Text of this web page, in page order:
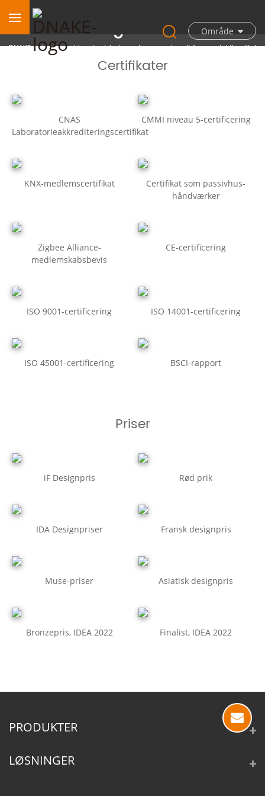
Område
Priser og certifikater
DNAKE er løbende blevet prisbelønnet og anerkendt for produktkvalitet
og forretningspræstation.
Certifikater
CNAS
Laboratorieakkrediteringscertifikat
CMMI niveau 5-certificering
KNX-medlemscertifikat
Certifikat som passivhus-
håndværker
Zigbee Alliance-
medlemskabsbevis
CE-certificering
ISO 9001-certificering ISO 14001-certificering
ISO 45001-certificering BSCI-rapport
Priser
iF Designpris Rød prik
IDA Designpriser Fransk designpris
Muse-priser Asiatisk designpris
Bronzepris, IDEA 2022 Finalist, IDEA 2022
PRODUKTER
LØSNINGER